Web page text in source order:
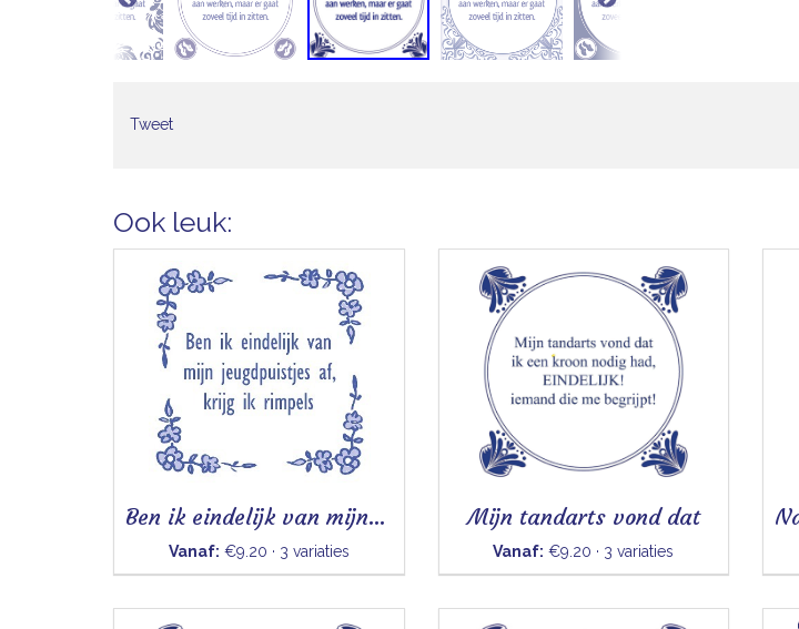
Tweet
Ook leuk:
Ben ik eindelijk van mijn jeugdpuistjes af
Vanaf: €9.20 · 3 variaties
Mijn tandarts vond dat
Vanaf: €9.20 · 3 variaties